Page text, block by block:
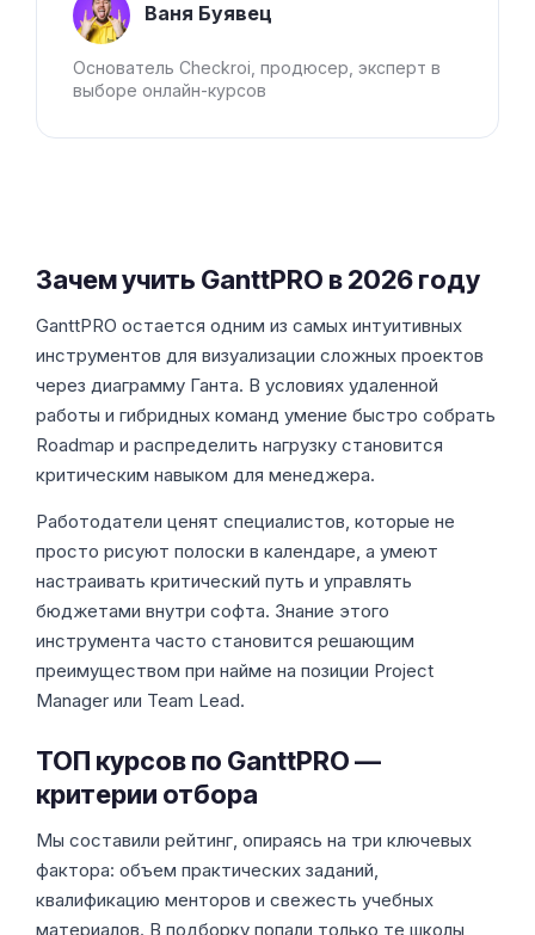
Ваня Буявец
Основатель Checkroi, продюсер, эксперт в
выборе онлайн-курсов
Зачем учить GanttPRO в 2026 году
GanttPRO остается одним из самых интуитивных
инструментов для визуализации сложных проектов
через диаграмму Ганта. В условиях удаленной
работы и гибридных команд умение быстро собрать
Roadmap и распределить нагрузку становится
критическим навыком для менеджера.
Работодатели ценят специалистов, которые не
просто рисуют полоски в календаре, а умеют
настраивать критический путь и управлять
бюджетами внутри софта. Знание этого
инструмента часто становится решающим
преимуществом при найме на позиции Project
Manager или Team Lead.
ТОП курсов по GanttPRO —
критерии отбора
Мы составили рейтинг, опираясь на три ключевых
фактора: объем практических заданий,
квалификацию менторов и свежесть учебных
материалов. В подборку попали только те школы,